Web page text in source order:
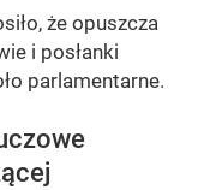
że opuszcza
i posłanki
parlamentarne.